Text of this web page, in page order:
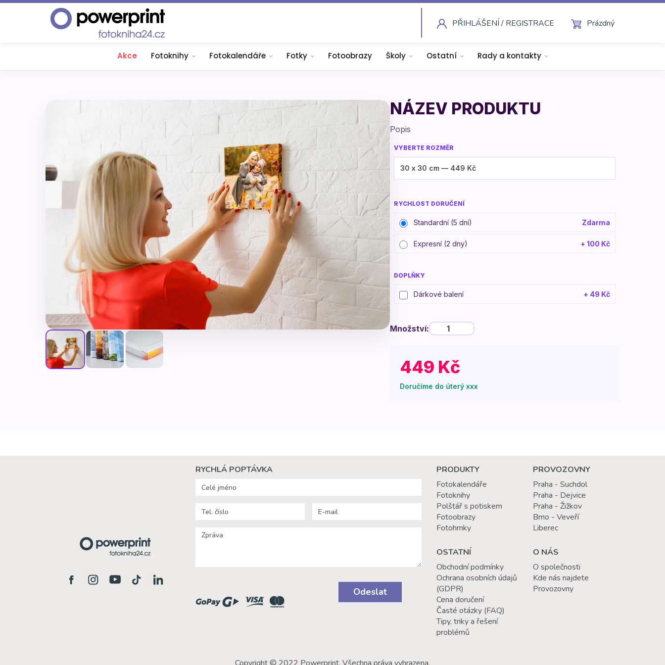
PŘIHLÁŠENÍ / REGISTRACE Prázdný
Akce Fotoknihy Fotokalendáře Fotky Fotoobrazy Školy Ostatní Rady a kontakty
NÁZEV PRODUKTU
Popis
VYBERTE ROZMĚR
RYCHLOST DORUČENÍ
Standardní (5 dní) Zdarma
Expresní (2 dny) + 100 Kč
DOPLŇKY
Dárkové balení + 49 Kč
Množství:
449 Kč
Doručíme do úterý xxx
PRODUKTY
Fotokalendáře
Fotoknihy
Polštář s potiskem
Fotoobrazy
Fotohrnky
PROVOZOVNY
Praha - Suchdol
Praha - Dejvice
Praha - Žižkov
Brno - Veveří
Liberec
OSTATNÍ
Obchodní podmínky
Ochrana osobních údajů
(GDPR)
Cena doručení
Časté otázky (FAQ)
Tipy, triky a řešení
problémů
O NÁS
O společnosti
Kde nás najdete
Provozovny
RYCHLÁ POPTÁVKA
Odeslat